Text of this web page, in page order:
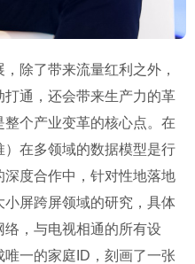
除了带来流量红利之外，
通，还会带来生产力的革
个产业变革的核心点。在
在多领域的数据模型是行
度合作中，针对性地落地
屏跨屏领域的研究，具体
，与电视相通的所有设
一的家庭ID，刻画了一张